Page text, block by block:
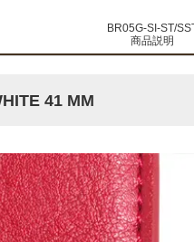
BR05G-SI-ST/
商品説明
41 MM